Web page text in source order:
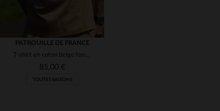
(1)
PATROUILLE DE FRANCE
T-shirt en coton beige foncé avec logo ton sur ton
85,00 €
TOUTES SAISONS